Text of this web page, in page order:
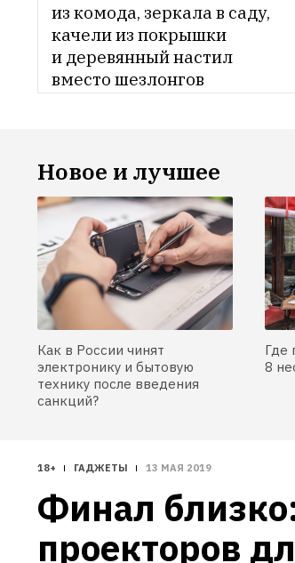
из комода, зеркала в саду,
качели из покрышки
и деревянный настил
вместо шезлонгов
Новое и лучшее
Как в России чинят
электронику и бытовую
технику после введения
санкций?
Где
8
18+ ГАДЖЕТЫ 13 МАЯ 2019
Финал
проекторов